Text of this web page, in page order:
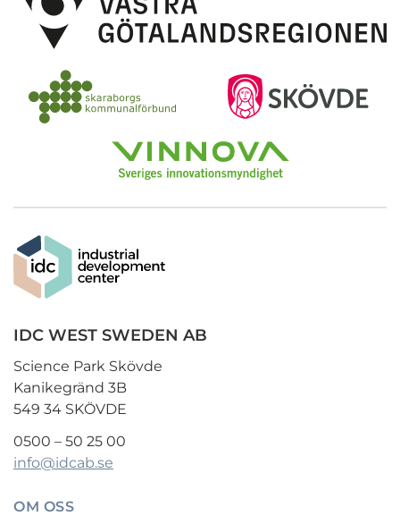
IDC WEST SWEDEN AB
Science Park Skövde
Kanikegränd 3B
549 34 SKÖVDE
0500 – 50 25 00
info@idcab.se
OM OSS